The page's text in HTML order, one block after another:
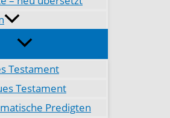
Testament
Testament
Predigten